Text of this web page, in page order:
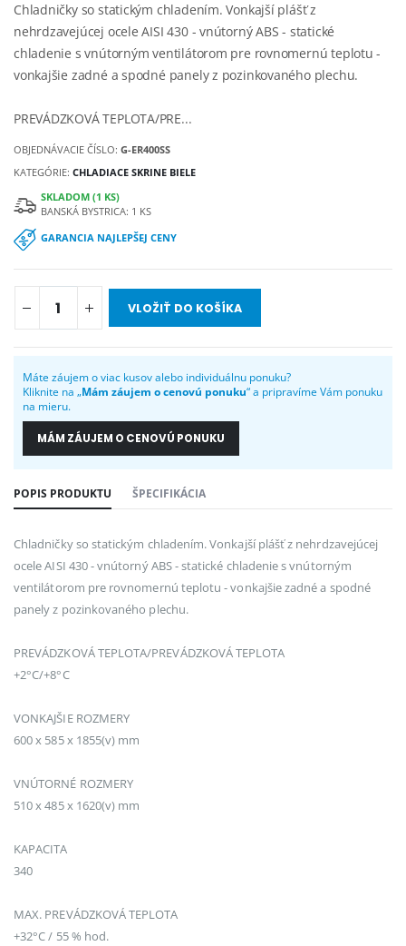
Chladničky so statickým chladením. Vonkajší plášť z
nehrdzavejúcej ocele AISI 430 - vnútorný ABS - statické
chladenie s vnútorným ventilátorom pre rovnomernú teplotu -
vonkajšie zadné a spodné panely z pozinkovaného plechu.
PREVÁDZKOVÁ TEPLOTA/PRE...
OBJEDNÁVACIE ČÍSLO:G-ER400SS
KATEGÓRIE:CHLADIACE SKRINE BIELE
SKLADOM (1 KS)
BANSKÁ BYSTRICA: 1 KS
GARANCIA NAJLEPŠEJ CENY
VLOŽIŤ DO KOŠÍKA
Máte záujem o viac kusov alebo individuálnu ponuku?
Kliknite na „Mám záujem o cenovú ponuku“ a pripravíme Vám ponuku
na mieru.
MÁM ZÁUJEM O CENOVÚ PONUKU
POPIS PRODUKTU ŠPECIFIKÁCIA
Chladničky so statickým chladením. Vonkajší plášť z nehrdzavejúcej
ocele AISI 430 - vnútorný ABS - statické chladenie s vnútorným
ventilátorom pre rovnomernú teplotu - vonkajšie zadné a spodné
panely z pozinkovaného plechu.
PREVÁDZKOVÁ TEPLOTA/PREVÁDZKOVÁ TEPLOTA
+2°C/+8°C
VONKAJŠIE ROZMERY
600 x 585 x 1855(v) mm
VNÚTORNÉ ROZMERY
510 x 485 x 1620(v) mm
KAPACITA
340
MAX. PREVÁDZKOVÁ TEPLOTA
+32°C / 55 % hod.